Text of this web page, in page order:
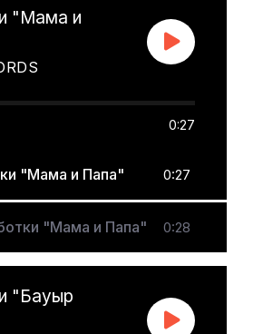
"Мама и
0:27
"Мама и Папа" 0:27
"Мама и Папа" 0:28
"Бауыр